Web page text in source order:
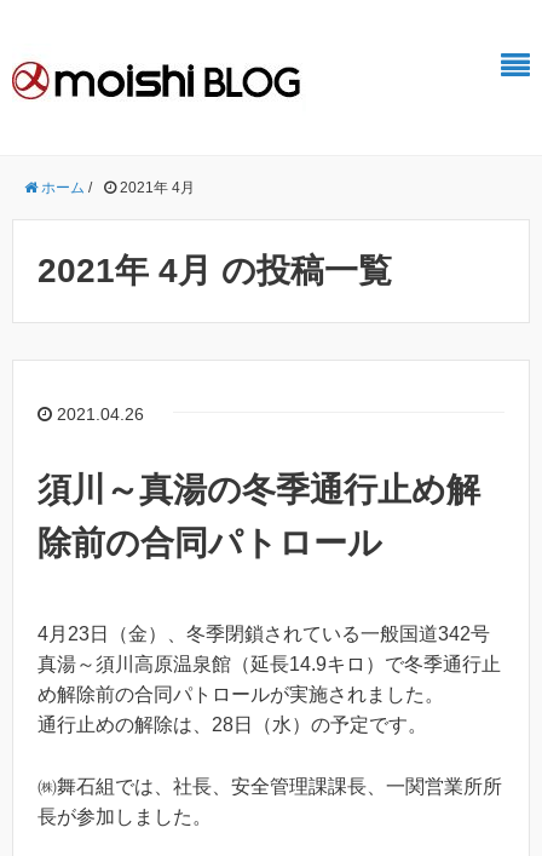
ホーム / 2021年 4月
2021年 4月 の投稿一覧
2021.04.26
須川～真湯の冬季通行止め解
除前の合同パトロール
4月23日（金）、冬季閉鎖されている一般国道342号
真湯～須川高原温泉館（延長14.9キロ）で冬季通行止
め解除前の合同パトロールが実施されました。
通行止めの解除は、28日（水）の予定です。
㈱舞石組では、社長、安全管理課課長、一関営業所所
長が参加しました。